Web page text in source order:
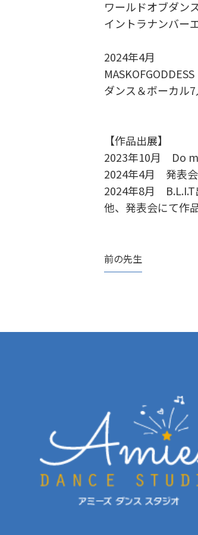
ワールドオブダン
イントラナンバー
2024年4月
MASKOFGODDESS
ダンス＆ボーカル
【作品出展】
2023年10月 Do
2024年4月 発表
2024年8月 B.L.I.T
他、発表会にて作
前の先生